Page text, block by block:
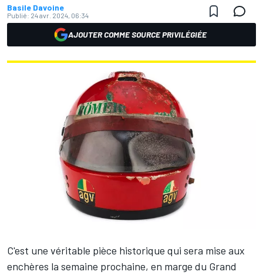
Basile Davoine
Publié: 24 avr. 2024, 06:34
AJOUTER COMME SOURCE PRIVILÉGIÉE
C'est une véritable pièce historique qui sera mise aux
enchères la semaine prochaine, en marge du Grand